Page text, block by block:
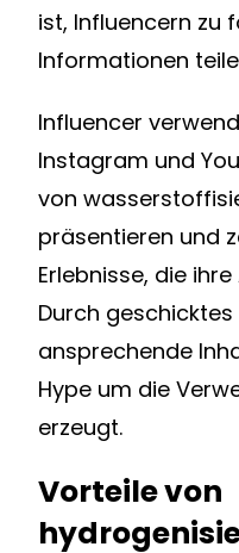
ist, Influencern zu
Informationen
Influencer
Instagram und
von
präsentieren und
Erlebnisse, die
Durch
ansprechende
Hype um die
erzeugt.
Vorteile von